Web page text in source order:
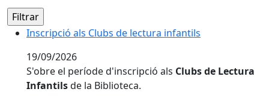
Inscripció als Clubs de lectura infantils
Inscripció als Clubs de lectura infantils
19/09/2026
S'obre el període d'inscripció als Clubs de Lectura
Infantilsde la Biblioteca.